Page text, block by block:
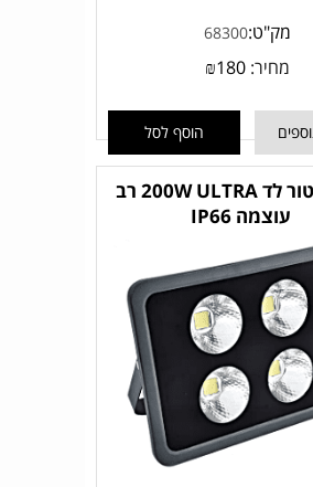
מק"ט:68300
מחיר: ₪180
הוסף לסל
פרוז'קטור לד 200W ULTRA רב
עוצמה IP66